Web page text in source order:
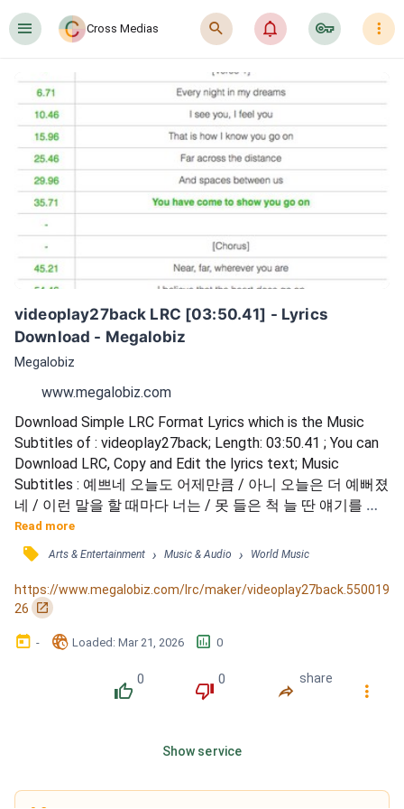
󰍜 Cross Medias 󰍉 󰂜 󰷖 󰇙
videoplay27back LRC [03:50.41] - Lyrics
Download - Megalobiz
Megalobiz
www.megalobiz.com
Download Simple LRC Format Lyrics which is the Music
Subtitles of : videoplay27back; Length: 03:50.41 ; You can
Download LRC, Copy and Edit the lyrics text; Music
Subtitles : 예쁘네 오늘도 어제만큼 / 아니 오늘은 더 예뻐졌
네 / 이런 말을 할 때마다 너는 / 못 들은 척 늘 딴 얘기를 해
/ 어젠 너무 좋은 꿈을 꿨어 / 지금 말해주긴 간지러워서 말
하기 싫어 / 그리고 이런 건 말하면 안 된대 / Dream 다신 꾸
지 못하는 / 너무 기분 좋은 꿈 / 나는 니가 꼭 그런 거 같은
데 / Dream 종일 아른거리는 / 너무 기분 좋은 꿈 /...
Read more
󰓹 Arts & Entertainment › Music & Audio › World Music
https://www.megalobiz.com/lrc/maker/videoplay27back.550019
26
󰏌
󰃶 - 󱉊 Loaded: Mar 21, 2026 󱕎 0
󰔔
0
󰔒
0
󰤲
share
󰇙
Show service